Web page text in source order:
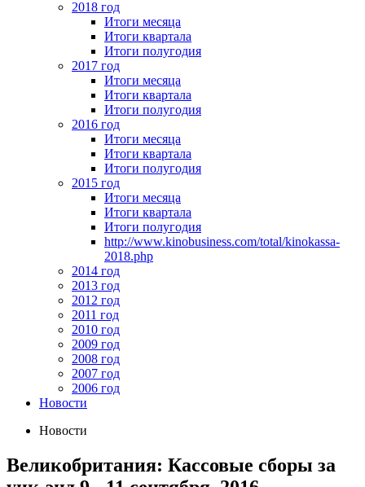
2018 год
Итоги месяца
Итоги квартала
Итоги полугодия
2017 год
Итоги месяца
Итоги квартала
Итоги полугодия
2016 год
Итоги месяца
Итоги квартала
Итоги полугодия
2015 год
Итоги месяца
Итоги квартала
Итоги полугодия
http://www.kinobusiness.com/total/kinokassa-
2018.php
2014 год
2013 год
2012 год
2011 год
2010 год
2009 год
2008 год
2007 год
2006 год
Новости
Новости
Великобритания: Кассовые сборы за